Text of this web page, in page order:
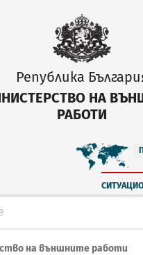
Република
НА
РАБОТИ
на външните работи